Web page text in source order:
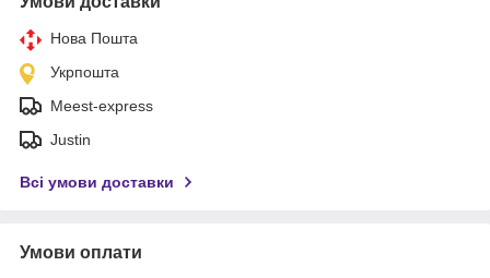
Нова Пошта
Укрпошта
Meest-express
Justin
Всі умови доставки
Умови оплати